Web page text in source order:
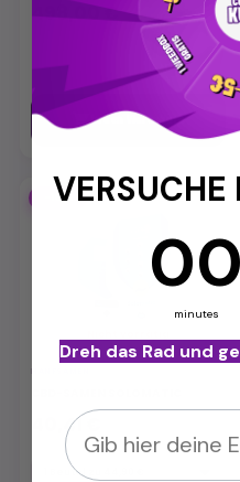
498,00 €
In den Warenkorb
-10%
40,41 €
VERSUCHE
00
minutes
Dreh das Rad und
Email